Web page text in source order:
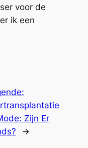
voor de
ik een
Zijn Er
→